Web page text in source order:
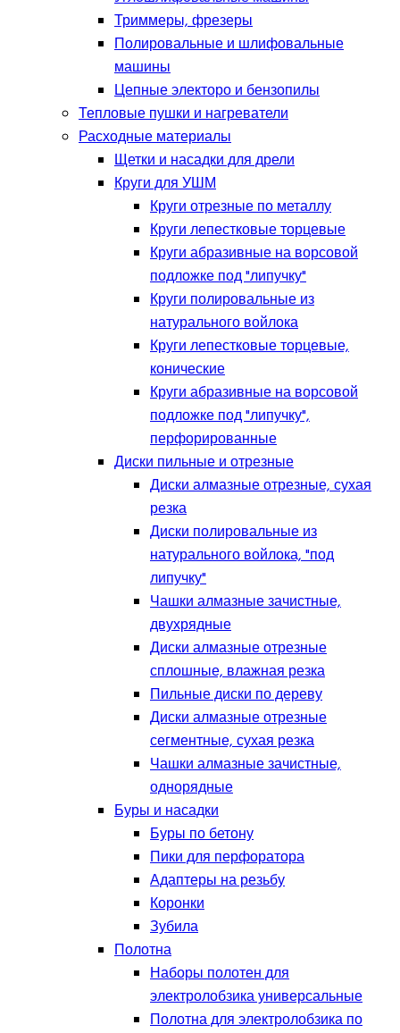
Триммеры, фрезеры
Полировальные и шлифовальные
машины
Цепные электоро и бензопилы
Тепловые пушки и нагреватели
Расходные материалы
Щетки и насадки для дрели
Круги для УШМ
Круги отрезные по металлу
Круги лепестковые торцевые
Круги абразивные на ворсовой
подложке под "липучку"
Круги полировальные из
натурального войлока
Круги лепестковые торцевые,
конические
Круги абразивные на ворсовой
подложке под "липучку",
перфорированные
Диски пильные и отрезные
Диски алмазные отрезные, сухая
резка
Диски полировальные из
натурального войлока, "под
липучку"
Чашки алмазные зачистные,
двухрядные
Диски алмазные отрезные
сплошные, влажная резка
Пильные диски по дереву
Диски алмазные отрезные
сегментные, сухая резка
Чашки алмазные зачистные,
однорядные
Буры и насадки
Буры по бетону
Пики для перфоратора
Адаптеры на резьбу
Коронки
Зубила
Полотна
Наборы полотен для
электролобзика универсальные
Полотна для электролобзика по